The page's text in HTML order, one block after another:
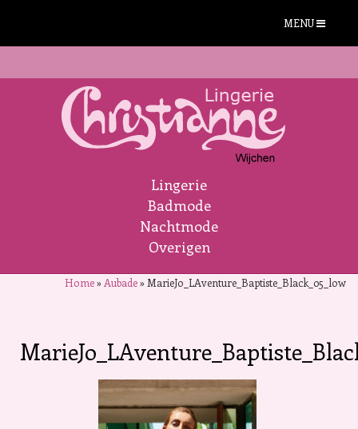
MENU
Lingerie
Badmode
Nachtmode
Overigen
Home» Aubade» MarieJo_LAventure_Baptiste_Black_05_low